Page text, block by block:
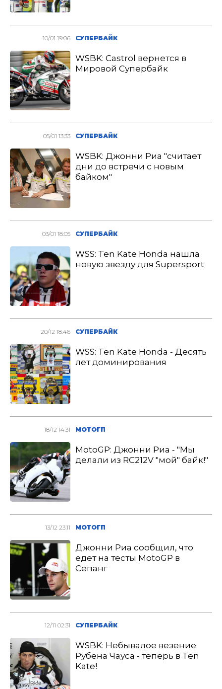
10/01 19:06 СУПЕРБАЙК
WSBK: Castrol вернется в
Мировой Супербайк
05/01 13:33 СУПЕРБАЙК
WSBK: Джонни Риа "считает
дни до встречи с новым
байком"
03/01 18:05 СУПЕРБАЙК
WSS: Ten Kate Honda нашла
новую звезду для Supersport
20/12 18:46 СУПЕРБАЙК
WSS: Ten Kate Honda - Десять
лет доминирования
18/12 14:31 МОТОГП
MotoGP: Джонни Риа - "Мы
делали из RC212V "мой" байк!"
13/12 23:11 МОТОГП
Джонни Риа сообщил, что
едет на тесты MotoGP в
Сепанг
12/11 02:31 СУПЕРБАЙК
WSBK: Небывалое везение
Рубена Чауса - теперь в Ten
Kate!